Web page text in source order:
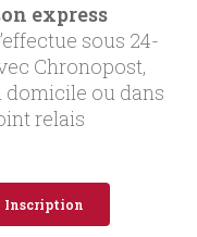
express
sous 24-
Chronopost,
domicile ou dans
relais
Inscription